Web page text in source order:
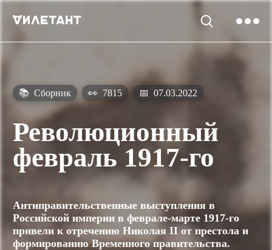
📚 Сборник 👀 7815 📅 07.03.2022
Революционный
февраль 1917-го
Антиправительственные выступления в
Российской империи в феврале-марте 1917-го
привели к отречению Николая II от престола и
формированию Временного правительства.